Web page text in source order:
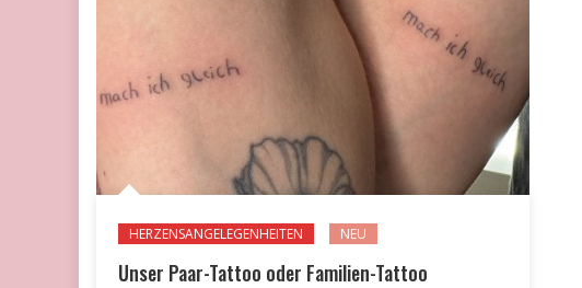
HERZENSANGELEGENHEITEN NEU
Unser Paar-Tattoo oder Familien-Tattoo